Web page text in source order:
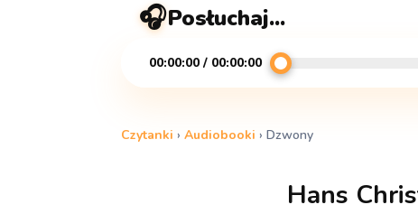
🎧Posłuchaj...
00:00:00 / 00:00:00
Czytanki ›Audiobooki ›Dzwony
Hans